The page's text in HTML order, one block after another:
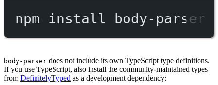
npm install body-parser
body-parser does not include its own TypeScript type definitions.
If you use TypeScript, also install the community-maintained types
from DefinitelyTyped as a development dependency: